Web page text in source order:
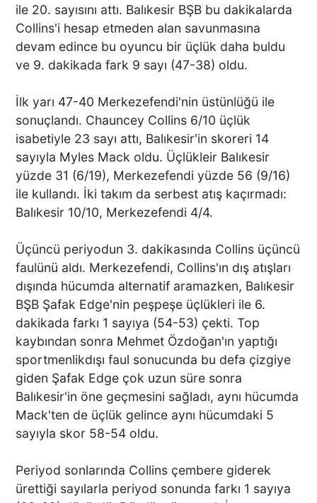
ile 20. sayısını attı. Balıkesir BŞB bu dakikalarda
Collins'i hesap etmeden alan savunmasına
devam edince bu oyuncu bir üçlük daha buldu
ve 9. dakikada fark 9 sayı (47-38) oldu.
İlk yarı 47-40 Merkezefendi'nin üstünlüğü ile
sonuçlandı. Chauncey Collins 6/10 üçlük
isabetiyle 23 sayı attı, Balıkesir'in skoreri 14
sayıyla Myles Mack oldu. Üçlükleir Balıkesir
yüzde 31 (6/19), Merkezefendi yüzde 56 (9/16)
ile kullandı. İki takım da serbest atış kaçırmadı:
Balıkesir 10/10, Merkezefendi 4/4.
Üçüncü periyodun 3. dakikasında Collins üçüncü
faulünü aldı. Merkezefendi, Collins'ın dış atışları
dışında hücumda alternatif aramazken, Balıkesir
BŞB Şafak Edge'nin peşpeşe üçlükleri ile 6.
dakikada farkı 1 sayıya (54-53) çekti. Top
kaybından sonra Mehmet Özdoğan'ın yaptığı
sportmenlikdışı faul sonucunda bu defa çizgiye
giden Şafak Edge çok uzun süre sonra
Balıkesir'in öne geçmesini sağladı, aynı hücumda
Mack'ten de üçlük gelince aynı hücumdaki 5
sayıyla skor 58-54 oldu.
Periyod sonlarında Collins çembere giderek
ürettiği sayılarla periyod sonunda farkı 1 sayıya